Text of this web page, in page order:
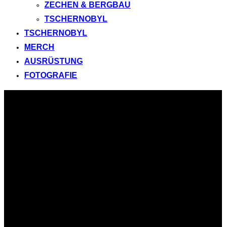
ZECHEN & BERGBAU
TSCHERNOBYL
TSCHERNOBYL
MERCH
AUSRÜSTUNG
FOTOGRAFIE